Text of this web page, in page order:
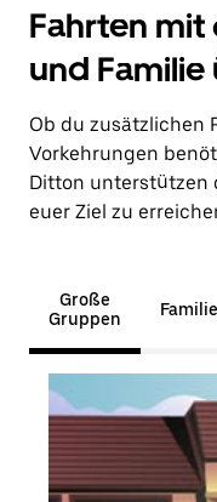
Fahrten
und
Ob du zusätzlichen
Vorkehrungen
Ditton unterstützen
euer Ziel zu
Große
Gruppen